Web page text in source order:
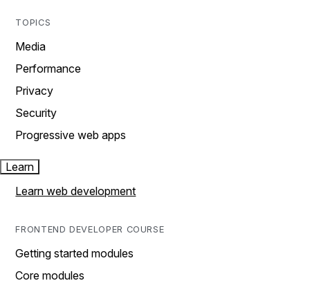
TOPICS
Media
Performance
Privacy
Security
Progressive web apps
Learn
Learn web development
FRONTEND DEVELOPER COURSE
Getting started modules
Core modules